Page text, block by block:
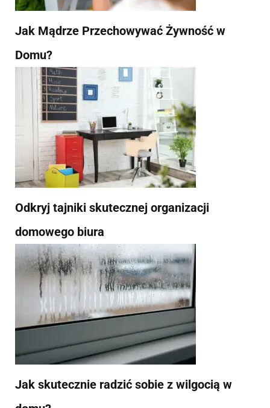
Jak Mądrze Przechowywać Żywność w
Domu?
Odkryj tajniki skutecznej organizacji
domowego biura
Jak skutecznie radzić sobie z wilgocią w